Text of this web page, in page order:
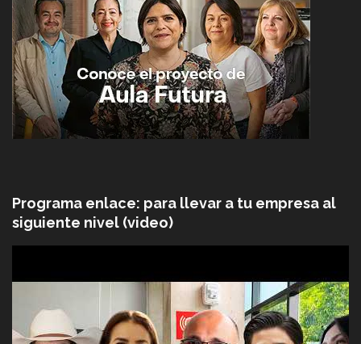
Programa enlace: para llevar a tu empresa al
siguiente nivel (video)